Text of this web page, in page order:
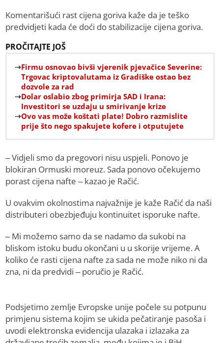
Komentarišući rast cijena goriva kaže da je teško
predvidjeti kada će doći do stabilizacije cijena goriva.
PROČITAJTE JOŠ
Firmu osnovao bivši vjerenik pjevačice Severine:
Trgovac kriptovalutama iz Gradiške ostao bez
dozvole za rad
Dolar oslabio zbog primirja SAD i Irana:
Investitori se uzdaju u smirivanje krize
Ovo vas može koštati plate! Dobro razmislite
prije što nego spakujete kofere i otputujete
– Vidjeli smo da pregovori nisu uspjeli. Ponovo je
blokiran Ormuski moreuz. Sada ponovo očekujemo
porast cijena nafte – kazao je Račić.
U ovakvim okolnostima najvažnije je kaže Račić da naši
distributeri obezbjeđuju kontinuitet isporuke nafte.
– Mi možemo samo da se nadamo da sukobi na
bliskom istoku budu okončani u u skorije vrijeme. A
koliko će rasti cijena nafte za sada ne može niko ni da
zna, ni da predvidi – poručio je Račić.
Podsjetimo zemlje Evropske unije počele su potpunu
primjenu sistema kojim se ukida pečatiranje pasoša i
uvodi elektronska evidencija ulazaka i izlazaka za